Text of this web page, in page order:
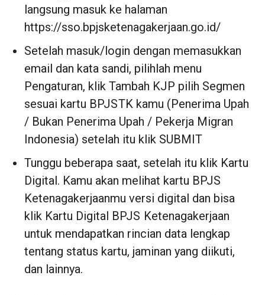
langsung masuk ke halaman
https://sso.bpjsketenagakerjaan.go.id/
Setelah masuk/login dengan memasukkan
email dan kata sandi, pilihlah menu
Pengaturan, klik Tambah KJP pilih Segmen
sesuai kartu BPJS TK kamu (Penerima Upah
/ Bukan Penerima Upah / Pekerja Migran
Indonesia) setelah itu klik SUBMIT
Tunggu beberapa saat, setelah itu klik Kartu
Digital. Kamu akan melihat kartu BPJS
Ketenagakerjaanmu versi digital dan bisa
klik Kartu Digital BPJS Ketenagakerjaan
untuk mendapatkan rincian data lengkap
tentang status kartu, jaminan yang diikuti,
dan lainnya.